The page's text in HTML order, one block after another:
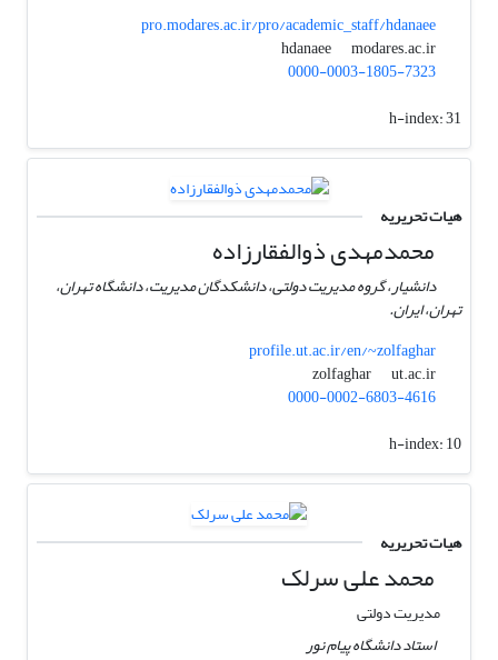
pro.modares.ac.ir/pro/academic_staff/hdanaee
hdanaee
modares.ac.ir
0000-0003-1805-7323
h-index:31
هیات تحریریه
محمدمهدی ذوالفقارزاده
دانشیار، گروه مدیریت دولتی، دانشکدگان مدیریت، دانشگاه تهران،
تهران، ایران.
profile.ut.ac.ir/en/~zolfaghar
zolfaghar
ut.ac.ir
0000-0002-6803-4616
h-index:10
هیات تحریریه
محمد علی سرلک
مدیریت دولتی
استاد دانشگاه پیام نور